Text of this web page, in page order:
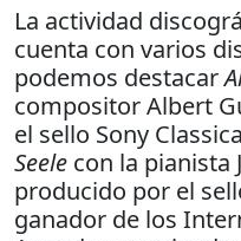
La actividad
cuenta con varios
podemos destacar
compositor Albert
el sello Sony
Seele con la pianista
producido por el
ganador de los